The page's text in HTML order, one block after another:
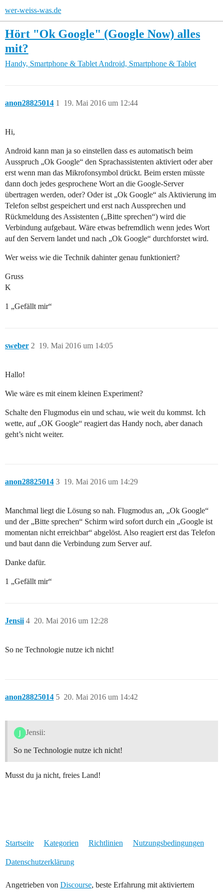
wer-weiss-was.de
Hört "Ok Google" (Google Now) alles
mit?
Handy, Smartphone & Tablet Android, Smartphone & Tablet
anon28825014 19. Mai 2016 um 12:44
1
Hi,
Android kann man ja so einstellen dass es automatisch beim
Ausspruch „Ok Google“ den Sprachassistenten aktiviert oder aber
erst wenn man das Mikrofonsymbol drückt. Beim ersten müsste
dann doch jedes gesprochene Wort an die Google-Server
übertragen werden, oder? Oder ist „Ok Google“ als Aktivierung im
Telefon selbst gespeichert und erst nach Aussprechen und
Rückmeldung des Assistenten („Bitte sprechen“) wird die
Verbindung aufgebaut. Wäre etwas befremdlich wenn jedes Wort
auf den Servern landet und nach „Ok Google“ durchforstet wird.
Wer weiss wie die Technik dahinter genau funktioniert?
Gruss
K
1 „Gefällt mir“
sweber 19. Mai 2016 um 14:05
2
Hallo!
Wie wäre es mit einem kleinen Experiment?
Schalte den Flugmodus ein und schau, wie weit du kommst. Ich
wette, auf „OK Google“ reagiert das Handy noch, aber danach
geht’s nicht weiter.
anon28825014 19. Mai 2016 um 14:29
3
Manchmal liegt die Lösung so nah. Flugmodus an, „Ok Google“
und der „Bitte sprechen“ Schirm wird sofort durch ein „Google ist
momentan nicht erreichbar“ abgelöst. Also reagiert erst das Telefon
und baut dann die Verbindung zum Server auf.
Danke dafür.
1 „Gefällt mir“
Jensii 20. Mai 2016 um 12:28
4
So ne Technologie nutze ich nicht!
anon28825014 20. Mai 2016 um 14:42
5
Jensii:
So ne Technologie nutze ich nicht!
Musst du ja nicht, freies Land!
Startseite Kategorien Richtlinien Nutzungsbedingungen
Datenschutzerklärung
Angetrieben von Discourse, beste Erfahrung mit aktiviertem